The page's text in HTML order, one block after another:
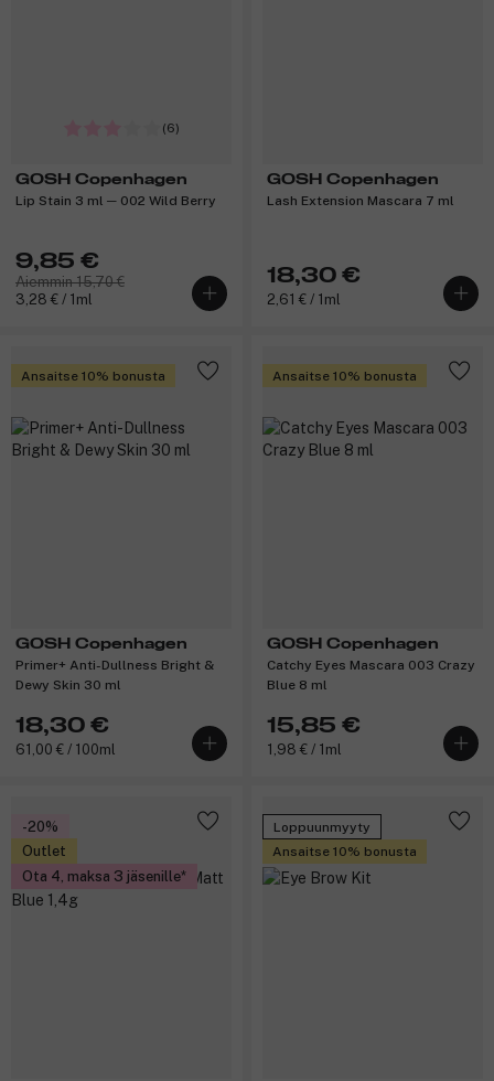
(6)
GOSH Copenhagen
Lip Stain 3 ml ─ 002 Wild Berry
9,85 €
Aiemmin 15,70 €
3,28 € / 1ml
GOSH Copenhagen
Lash Extension Mascara 7 ml
18,30 €
2,61 € / 1ml
Ansaitse 10% bonusta
GOSH Copenhagen
Primer+ Anti-Dullness Bright &
Dewy Skin 30 ml
18,30 €
61,00 € / 100ml
Ansaitse 10% bonusta
GOSH Copenhagen
Catchy Eyes Mascara 003 Crazy
Blue 8 ml
15,85 €
1,98 € / 1ml
-20%
Outlet
Ota 4, maksa 3 jäsenille
Loppuunmyyty
Ansaitse 10% bonusta